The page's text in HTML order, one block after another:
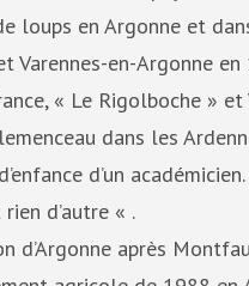
loups en Argonne et
Varennes-en-Argonne en
« Le Rigolboche » et
dans les
d’un académicien.
d’autre « .
d’Argonne après